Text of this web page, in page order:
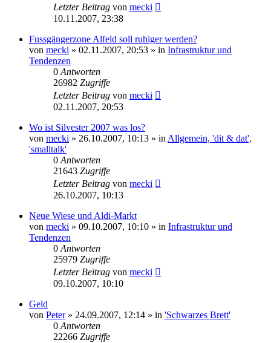
Letzter Beitrag von mecki
10.11.2007, 23:38
Fussgängerzone Alfeld soll ruhiger werden?
von mecki » 02.11.2007, 20:53 » in Infrastruktur und
Tendenzen
0 Antworten
26982 Zugriffe
Letzter Beitrag von mecki
02.11.2007, 20:53
Wo ist Silvester 2007 was los?
von mecki » 26.10.2007, 10:13 » in Allgemein, 'dit & dat',
'smalltalk'
0 Antworten
21643 Zugriffe
Letzter Beitrag von mecki
26.10.2007, 10:13
Neue Wiese und Aldi-Markt
von mecki » 09.10.2007, 10:10 » in Infrastruktur und
Tendenzen
0 Antworten
25979 Zugriffe
Letzter Beitrag von mecki
09.10.2007, 10:10
Geld
von Peter» 24.09.2007, 12:14 » in 'Schwarzes Brett'
0 Antworten
22266 Zugriffe